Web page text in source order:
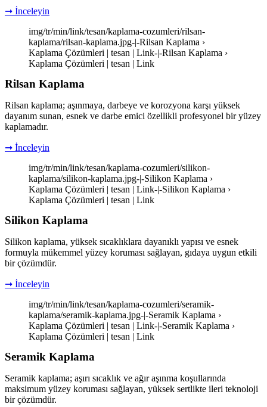
➞ İnceleyin
img/tr/min/link/tesan/kaplama-cozumleri/rilsan-
kaplama/rilsan-kaplama.jpg-|-Rilsan Kaplama ›
Kaplama Çözümleri | tesan | Link-|-Rilsan Kaplama ›
Kaplama Çözümleri | tesan | Link
Rilsan Kaplama
Rilsan kaplama; aşınmaya, darbeye ve korozyona karşı yüksek
dayanım sunan, esnek ve darbe emici özellikli profesyonel bir yüzey
kaplamadır.
➞ İnceleyin
img/tr/min/link/tesan/kaplama-cozumleri/silikon-
kaplama/silikon-kaplama.jpg-|-Silikon Kaplama ›
Kaplama Çözümleri | tesan | Link-|-Silikon Kaplama ›
Kaplama Çözümleri | tesan | Link
Silikon Kaplama
Silikon kaplama, yüksek sıcaklıklara dayanıklı yapısı ve esnek
formuyla mükemmel yüzey koruması sağlayan, gıdaya uygun etkili
bir çözümdür.
➞ İnceleyin
img/tr/min/link/tesan/kaplama-cozumleri/seramik-
kaplama/seramik-kaplama.jpg-|-Seramik Kaplama ›
Kaplama Çözümleri | tesan | Link-|-Seramik Kaplama ›
Kaplama Çözümleri | tesan | Link
Seramik Kaplama
Seramik kaplama; aşırı sıcaklık ve ağır aşınma koşullarında
maksimum yüzey koruması sağlayan, yüksek sertlikte ileri teknoloji
bir çözümdür.